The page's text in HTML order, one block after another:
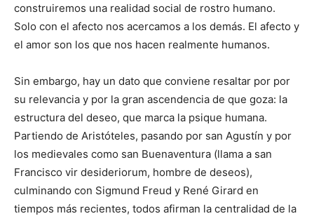
construiremos una realidad social de rostro humano.
Solo con el afecto nos acercamos a los demás. El afecto y
el amor son los que nos hacen realmente humanos.
Sin embargo, hay un dato que conviene resaltar por por
su relevancia y por la gran ascendencia de que goza: la
estructura del deseo, que marca la psique humana.
Partiendo de Aristóteles, pasando por san Agustín y por
los medievales como san Buenaventura (llama a san
Francisco vir desideriorum, hombre de deseos),
culminando con Sigmund Freud y René Girard en
tiempos más recientes, todos afirman la centralidad de la